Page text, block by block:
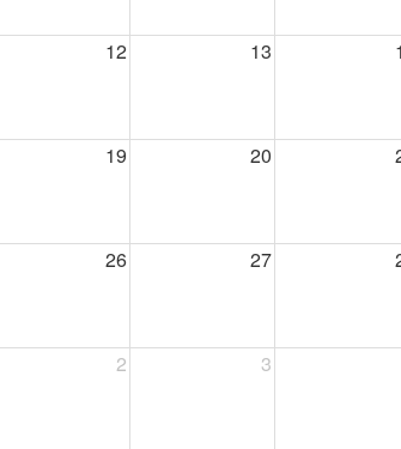
12 13
19 20
26 27
2 3